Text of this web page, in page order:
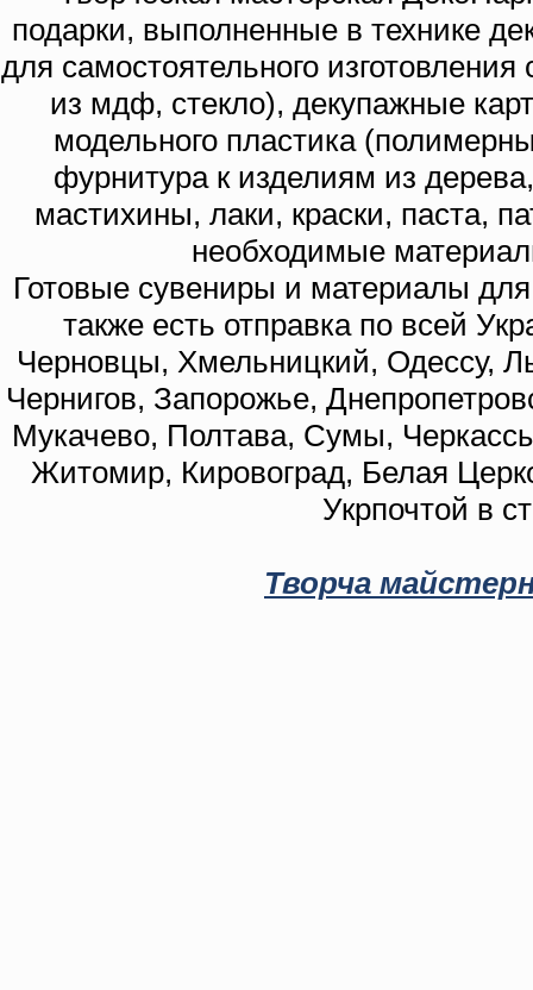
подарки, выполненные в технике
для самостоятельного
из мдф, стекло), декупажные
модельного пластика
фурнитура к изделиям из
мастихины, лаки, краски, паста,
необходимые
Готовые сувениры и материалы
также есть отправка по всей
Черновцы, Хмельницкий, Одессу,
Чернигов, Запорожье,
Мукачево, Полтава, Сумы,
Житомир, Кировоград, Белая
Укрпочтой в
Творча